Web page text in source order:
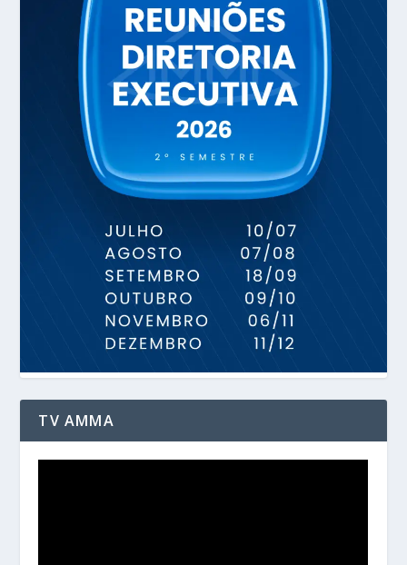
TV AMMA